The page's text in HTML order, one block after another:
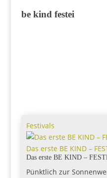
be kind festei
Festivals
Das erste BE KIND –
Das erste BE KIND –
Pünktlich zur